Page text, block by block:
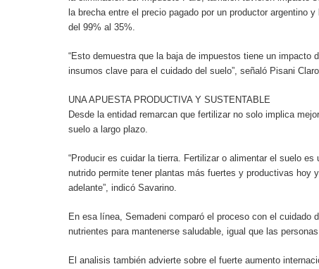
la brecha entre el precio pagado por un productor argentino
del 99% al 35%.
“Esto demuestra que la baja de impuestos tiene un
insumos clave para el cuidado del suelo”, señaló Pisani
UNA APUESTA PRODUCTIVA Y SUSTENTABLE
Desde la entidad remarcan que fertilizar no solo implica
suelo a largo plazo.
“Producir es cuidar la tierra. Fertilizar o alimentar el suelo
nutrido permite tener plantas más fuertes y productivas hoy
adelante”, indicó Savarino.
En esa línea, Semadeni comparó el proceso con el cuidado
nutrientes para mantenerse saludable, igual que las
El analisis también advierte sobre el fuerte aumento